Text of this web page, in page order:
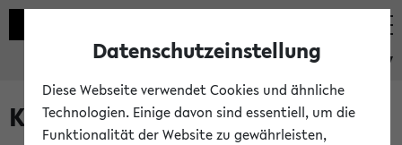
eKVV
Kombisuche im eKVV
Datenschutzeinstellung
Diese Webseite verwendet Cookies und ähnliche
Technologien. Einige davon sind essentiell, um die
Funktionalität der Website zu gewährleisten,